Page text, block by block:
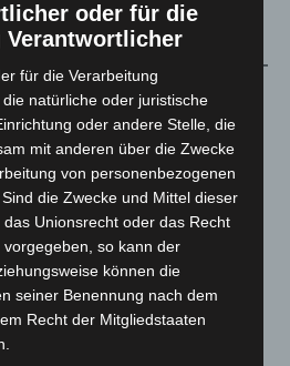
oder für die
Verantwortlicher
für die Verarbeitung
natürliche oder juristische
oder andere Stelle, die
mit anderen über die Zwecke
von personenbezogenen
die Zwecke und Mittel dieser
Unionsrecht oder das Recht
so kann der
können die
seiner Benennung nach dem
Recht der Mitgliedstaaten